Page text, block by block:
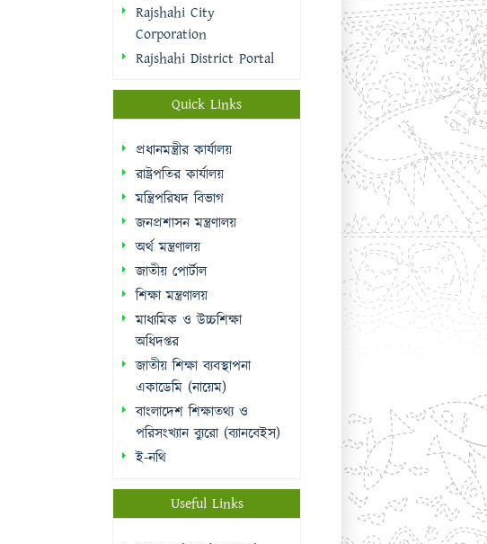
Rajshahi City
Corporation
Rajshahi District Portal
Quick Links
প্রধানমন্ত্রীর কার্যালয়
রাষ্ট্রপতির কার্যালয়
মন্ত্রিপরিষদ বিভাগ
জনপ্রশাসন মন্ত্রণালয়
অর্থ মন্ত্রণালয়
জাতীয় পোর্টাল
শিক্ষা মন্ত্রণালয়
মাধ্যমিক ও উচ্চশিক্ষা
অধিদপ্তর
জাতীয় শিক্ষা ব্যবস্থাপনা
একাডেমি (নায়েম)
বাংলাদেশ শিক্ষাতথ্য ও
পরিসংখ্যান ব্যুরো (ব্যানবেইস)
ই-নথি
Useful Links